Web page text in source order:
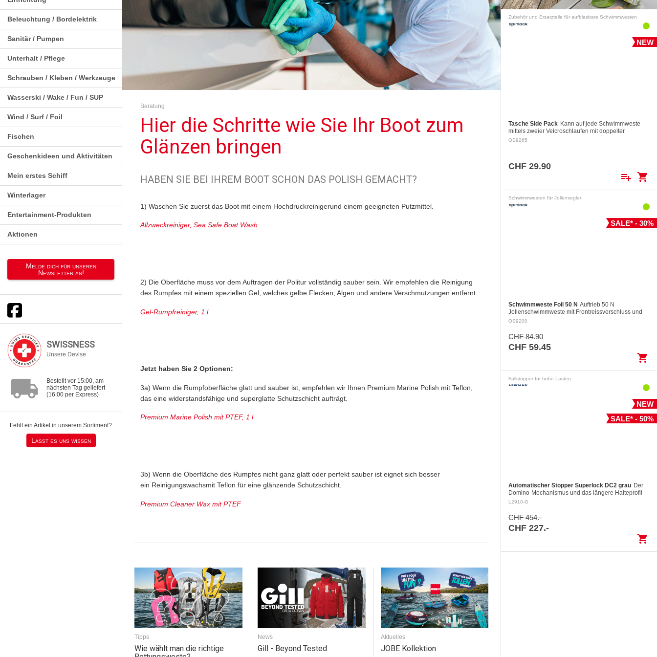
Beleuchtung / Bordelektrik
Sanitär / Pumpen
Unterhalt / Pflege
Schrauben / Kleben / Werkzeuge
Wasserski / Wake / Fun / SUP
Wind / Surf / Foil
Fischen
Geschenkideen und Aktivitäten
Mein erstes Schiff
Winterlager
Entertainment-Produkten
Aktionen
Melde dich für unseren
Newsletter an!
SWISSNESS
Unsere Devise
local_shipping
Bestellt vor 15:00, am
nächsten Tag geliefert
(16:00 per Express)
Fehlt ein Artikel in unserem Sortiment?
Lasst es uns wissen
Beratung
Hier die Schritte wie Sie Ihr Boot zum
Glänzen bringen
HABEN SIE BEI IHREM BOOT SCHON DAS POLISH GEMACHT?
1) Waschen Sie zuerst das Boot mit einem Hochdruckreinigerund einem geeigneten Putzmittel.
Allzweckreiniger, Sea Safe Boat Wash
2) Die Oberfläche muss vor dem Auftragen der Politur vollständig sauber sein. Wir empfehlen die Reinigung
des Rumpfes mit einem speziellen Gel, welches gelbe Flecken, Algen und andere Verschmutzungen entfernt.
Gel-Rumpfreiniger, 1 l
Jetzt haben Sie 2 Optionen:
3a) Wenn die Rumpfoberfläche glatt und sauber ist, empfehlen wir Ihnen Premium Marine Polish mit Teflon,
das eine widerstandsfähige und superglatte Schutzschicht aufträgt.
Premium Marine Polish mit PTEF, 1 l
3b) Wenn die Oberfläche des Rumpfes nicht ganz glatt oder perfekt sauber ist eignet sich besser
ein Reinigungswachsmit Teflon für eine glänzende Schutzschicht.
Premium Cleaner Wax mit PTEF
Tipps
Wie wählt man die richtige
News
Gill - Beyond Tested
Aktuelles
JOBE Kollektion
Zubehör und Ersatzteile für aufblasbare Schwimmwesten
NEW
Tasche Side Pack Kann auf jede Schwimmweste
mittels zweier Velcroschlaufen mit doppelter
Sicherheit befestigt werden.
OS9265
CHF 29.90
playlist_add shopping_cart
Schwimmwesten für Jollensegler
SALE* - 30%
Schwimmweste Foil 50 N Auftrieb 50 N
Jollenschwimmweste mit Frontreissverschluss und
zwei grossen Fronttaschen Die zweiteilige
OS9200
CHF 84.90
CHF 59.45
shopping_cart
Fallstopper für hohe Lasten
NEW
SALE* - 50%
Automatischer Stopper Superlock DC2 grau Der
Domino-Mechanismus und das längere Halteprofil
fixieren die Leine unter Last, ohne das Tauwerk
L2910-G
CHF 454.-
CHF 227.-
shopping_cart